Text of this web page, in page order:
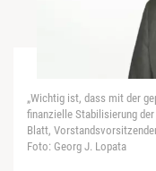
„Wichtig ist, dass mit der
finanzielle Stabilisierung
Blatt,
Foto: Georg J. Lopata